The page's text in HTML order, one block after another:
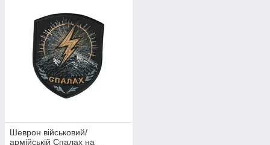
Шеврон військовий/
армійській Спалах на